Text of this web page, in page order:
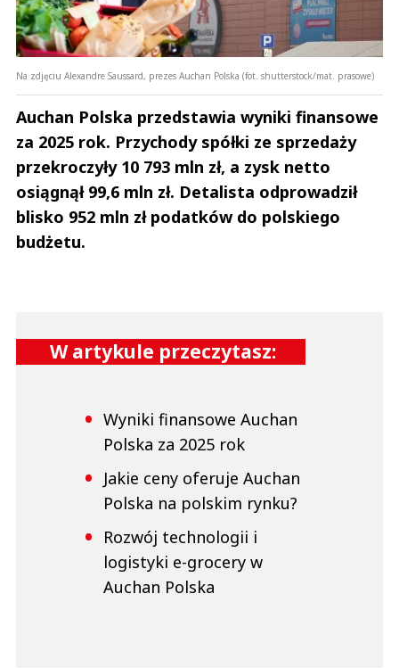
Na zdjęciu Alexandre Saussard, prezes Auchan Polska (fot. shutterstock/mat. prasowe)
Auchan Polska przedstawia wyniki finansowe
za 2025 rok. Przychody spółki ze sprzedaży
przekroczyły 10 793 mln zł, a zysk netto
osiągnął 99,6 mln zł. Detalista odprowadził
blisko 952 mln zł podatków do polskiego
budżetu.
W artykule przeczytasz:
Wyniki finansowe Auchan
Polska za 2025 rok
Jakie ceny oferuje Auchan
Polska na polskim rynku?
Rozwój technologii i
logistyki e-grocery w
Auchan Polska